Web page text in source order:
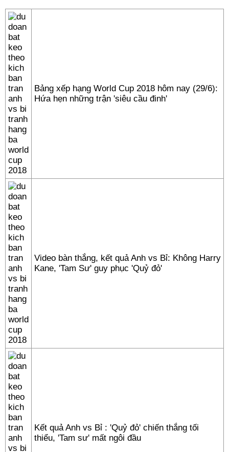
Bảng xếp hạng World Cup 2018 hôm nay (29/6):
Hứa hẹn những trận 'siêu cầu đinh'
Video bàn thắng, kết quả Anh vs Bỉ: Không Harry
Kane, 'Tam Sư' guy phục 'Quỷ đỏ'
Kết quả Anh vs Bỉ : 'Quỷ đỏ' chiến thắng tối
thiểu, 'Tam sư' mất ngôi đầu